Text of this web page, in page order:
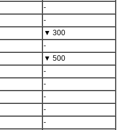
-
-
▼ 300
-
▼ 500
-
-
-
-
-